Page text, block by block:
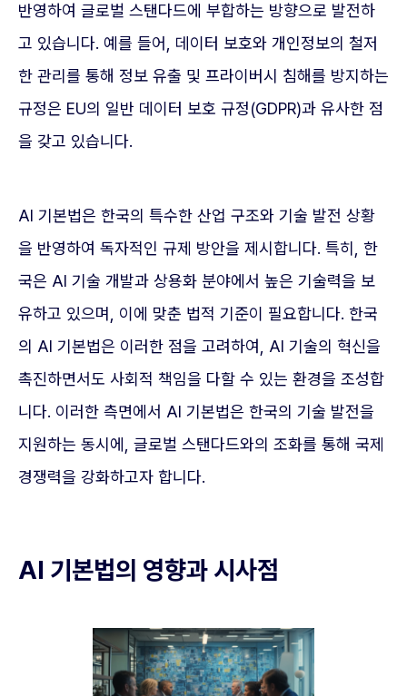
반영하여 글로벌 스탠다드에 부합하는 방향으로 발전하
고 있습니다. 예를 들어, 데이터 보호와 개인정보의 철저
한 관리를 통해 정보 유출 및 프라이버시 침해를 방지하는
규정은 EU의 일반 데이터 보호 규정(GDPR)과 유사한 점
을 갖고 있습니다.
AI 기본법은 한국의 특수한 산업 구조와 기술 발전 상황
을 반영하여 독자적인 규제 방안을 제시합니다. 특히, 한
국은 AI 기술 개발과 상용화 분야에서 높은 기술력을 보
유하고 있으며, 이에 맞춘 법적 기준이 필요합니다. 한국
의 AI 기본법은 이러한 점을 고려하여, AI 기술의 혁신을
촉진하면서도 사회적 책임을 다할 수 있는 환경을 조성합
니다. 이러한 측면에서 AI 기본법은 한국의 기술 발전을
지원하는 동시에, 글로벌 스탠다드와의 조화를 통해 국제
경쟁력을 강화하고자 합니다.
AI 기본법의 영향과 시사점